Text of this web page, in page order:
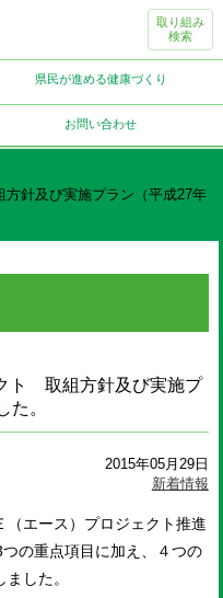
取り組み
検索
県民が進める健康づくり
お問い合わせ
針及び実施プラン（平成27年
ト 取組方針及び実施プ
た。
2015年05月29日
新着情報
（エース）プロジェクト推進
の重点項目に加え、４つの
した。